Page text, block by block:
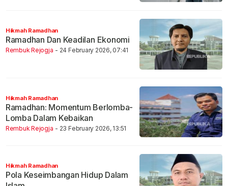
Hikmah Ramadhan
Ramadhan Dan Keadilan Ekonomi
Rembuk Rejogja - 24 February 2026, 07:41
Hikmah Ramadhan
Ramadhan: Momentum Berlomba-
Lomba Dalam Kebaikan
Rembuk Rejogja - 23 February 2026, 13:51
Hikmah Ramadhan
Pola Keseimbangan Hidup Dalam